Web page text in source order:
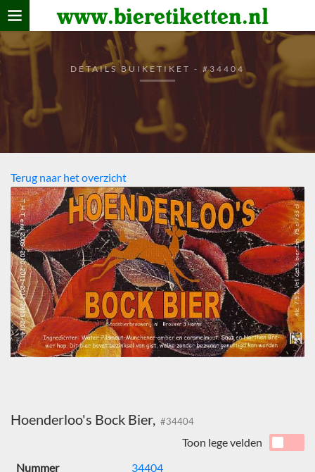
www.bieretiketten.nl
Home
verzamelen
De bierkaart
Bezoekers
DETAILS BUIKETIKET - #34404
Terug naar het overzicht
Hoenderloo's Bock Bier, #34404
Toon lege velden
Nummer
34404